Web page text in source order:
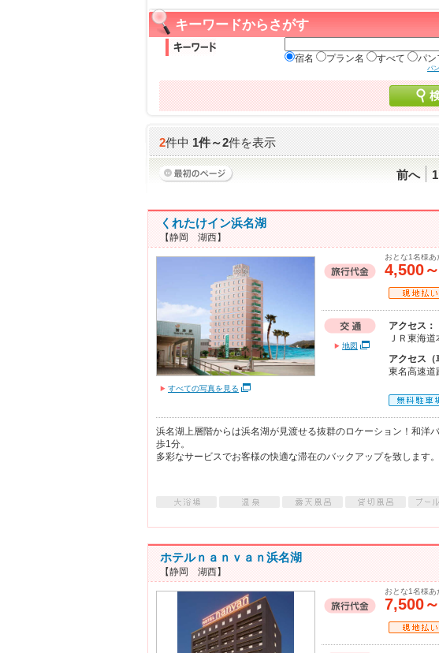
キーワードからさがす
宿名 プラン名 すべて パン
パ
2件中1件～2件を表示
前へ 1
くれたけイン浜名湖
【静岡 湖西】
すべての写真を見る
おとな1名様あ
4,500
地図
アクセス：
ＪＲ東海
アクセス（
東名高速道
浜名湖上層階からは浜名湖が見渡せる抜群のロケーション！和洋
歩1分。
多彩なサービスでお客様の快適な滞在のバックアップを致します。
ホテルｎａｎｖａｎ浜名湖
【静岡 湖西】
おとな1名様あ
7,500